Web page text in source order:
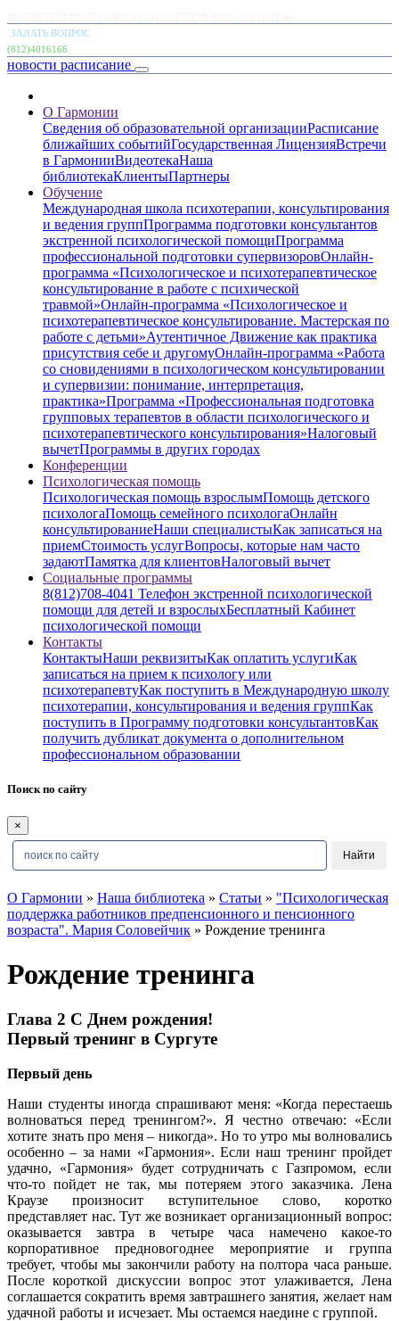
ЗАДАТЬ ВОПРОС
(812)4016166
новости расписание
О Гармонии
Сведения об образовательной организацииРасписание
ближайших событийГосударственная ЛицензияВстречи
в ГармонииВидеотекаНаша
библиотекаКлиентыПартнеры
Обучение
Международная школа психотерапии, консультирования
и ведения группПрограмма подготовки консультантов
экстренной психологической помощиПрограмма
профессиональной подготовки супервизоровОнлайн-
программа «Психологическое и психотерапевтическое
консультирование в работе с психической
травмой»Онлайн-программа «Психологическое и
психотерапевтическое консультирование. Мастерская по
работе с детьми»Аутентичное Движение как практика
присутствия себе и другомуОнлайн-программа «Работа
со сновидениями в психологическом консультировании
и супервизии: понимание, интерпретация,
практика»Программа «Профессиональная подготовка
групповых терапевтов в области психологического и
психотерапевтического консультирования»Налоговый
вычетПрограммы в других городах
Конференции
Психологическая помощь
Психологическая помощь взрослымПомощь детского
психологаПомощь семейного психологаОнлайн
консультированиеНаши специалистыКак записаться на
приемСтоимость услугВопросы, которые нам часто
задаютПамятка для клиентовНалоговый вычет
Социальные программы
8(812)708-4041 Телефон экстренной психологической
помощи для детей и взрослыхБесплатный Кабинет
психологической помощи
Контакты
КонтактыНаши реквизитыКак оплатить услугиКак
записаться на прием к психологу или
психотерапевтуКак поступить в Международную школу
психотерапии, консультирования и ведения группКак
поступить в Программу подготовки консультантовКак
получить дубликат документа о дополнительном
профессиональном образовании
Поиск по сайту
×
О Гармонии » Наша библиотека » Статьи » "Психологическая
поддержка работников предпенсионного и пенсионного
возраста". Мария Соловейчик » Рождение тренинга
Рождение тренинга
Глава 2 С Днем рождения!
Первый тренинг в Сургуте
Первый день
Наши студенты иногда спрашивают меня: «Когда перестаешь
волноваться перед тренингом?». Я честно отвечаю: «Если
хотите знать про меня – никогда». Но то утро мы волновались
особенно – за нами «Гармония». Если наш тренинг пройдет
удачно, «Гармония» будет сотрудничать с Газпромом, если
что-то пойдет не так, мы потеряем этого заказчика. Лена
Краузе произносит вступительное слово, коротко
представляет нас. Тут же возникает организационный вопрос:
оказывается завтра в четыре часа намечено какое-то
корпоративное предновогоднее мероприятие и группа
требует, чтобы мы закончили работу на полтора часа раньше.
После короткой дискуссии вопрос этот улаживается, Лена
соглашается сократить время завтрашнего занятия, желает нам
удачной работы и исчезает. Мы остаемся наедине с группой.